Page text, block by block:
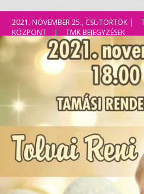
2021. NOVEMBER 25., CSÜTÖRTÖK |
KÖZPONT
| TMK BEJEGYZÉSEK